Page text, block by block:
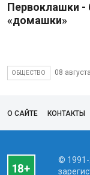
Первоклашки -
«домашки»
ОБЩЕСТВО 08
О САЙТЕ КОНТАКТЫ
© 1991-